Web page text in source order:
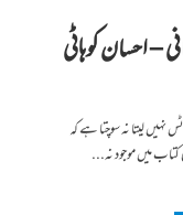
– احسان کوہاٹی
لیتا نہ سوچتا ہے کہ
میں موجود نہ...